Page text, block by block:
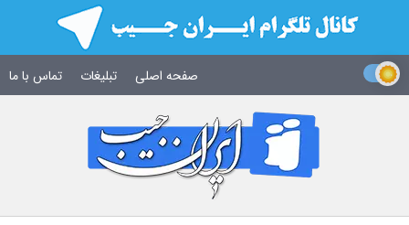
صفحه اصلی تبلیغات تماس با ما